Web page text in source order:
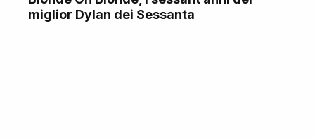
miglior Dylan dei Sessanta